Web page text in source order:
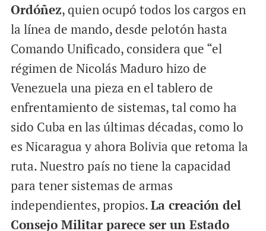
Ordóñez, quien ocupó todos los cargos en
la línea de mando, desde pelotón hasta
Comando Unificado, considera que “el
régimen de Nicolás Maduro hizo de
Venezuela una pieza en el tablero de
enfrentamiento de sistemas, tal como ha
sido Cuba en las últimas décadas, como lo
es Nicaragua y ahora Bolivia que retoma la
ruta. Nuestro país no tiene la capacidad
para tener sistemas de armas
independientes, propios.La creación del
Consejo Militar parece ser un Estado